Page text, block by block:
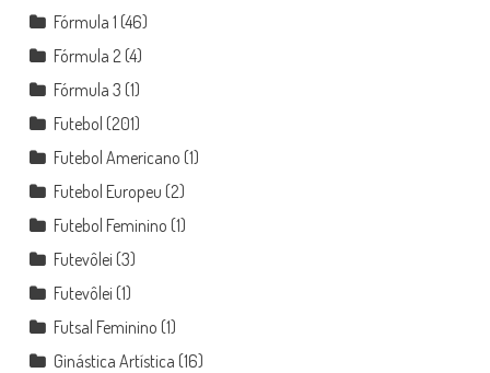
Fórmula 1 (46)
Fórmula 2 (4)
Fórmula 3 (1)
Futebol (201)
Futebol Americano (1)
Futebol Europeu (2)
Futebol Feminino (1)
Futevôlei (3)
Futevôlei (1)
Futsal Feminino (1)
Ginástica Artística (16)